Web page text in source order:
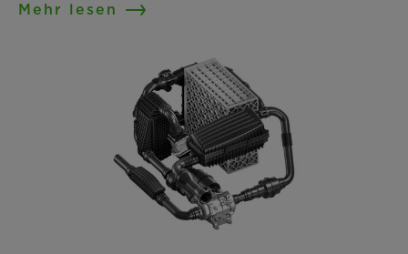
Mehr lesen